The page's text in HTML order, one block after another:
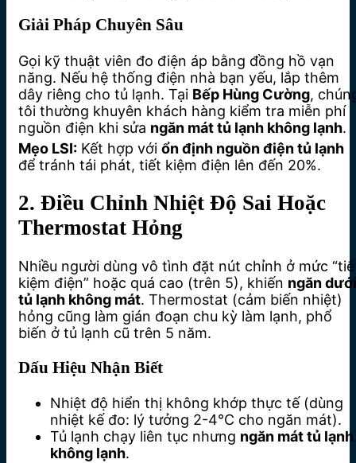
Giải Pháp Chuyên Sâu
Gọi kỹ thuật viên đo điện áp bằng đồng hồ vạn
năng. Nếu hệ thống điện nhà bạn yếu, lắp thêm
dây riêng cho tủ lạnh. Tại Bếp Hùng Cường,
tôi thường khuyên khách hàng kiểm tra miễn phí
nguồn điện khi sửa ngăn mát tủ lạnh không lạnh.
Mẹo LSI: Kết hợp với ổn định nguồn điện tủ lạnh
để tránh tái phát, tiết kiệm điện lên đến 20%.
2. Điều Chỉnh Nhiệt Độ Sai Hoặc
Thermostat Hỏng
Nhiều người dùng vô tình đặt nút chỉnh ở mức
kiệm điện” hoặc quá cao (trên 5), khiến ngăn dưới
tủ lạnh không mát. Thermostat (cảm biến nhiệt)
hỏng cũng làm gián đoạn chu kỳ làm lạnh, phổ
biến ở tủ lạnh cũ trên 5 năm.
Dấu Hiệu Nhận Biết
Nhiệt độ hiển thị không khớp thực tế (dùng
nhiệt kế đo: lý tưởng 2-4°C cho ngăn mát).
Tủ lạnh chạy liên tục nhưng ngăn mát tủ lạnh
không lạnh.